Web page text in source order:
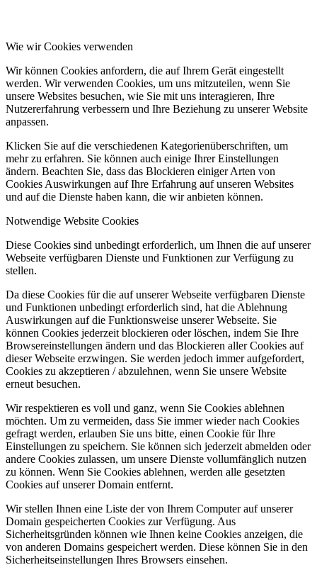
Wie wir Cookies verwenden
Wir können Cookies anfordern, die auf Ihrem Gerät eingestellt
werden. Wir verwenden Cookies, um uns mitzuteilen, wenn Sie
unsere Websites besuchen, wie Sie mit uns interagieren, Ihre
Nutzererfahrung verbessern und Ihre Beziehung zu unserer Website
anpassen.
Klicken Sie auf die verschiedenen Kategorienüberschriften, um
mehr zu erfahren. Sie können auch einige Ihrer Einstellungen
ändern. Beachten Sie, dass das Blockieren einiger Arten von
Cookies Auswirkungen auf Ihre Erfahrung auf unseren Websites
und auf die Dienste haben kann, die wir anbieten können.
Notwendige Website Cookies
Diese Cookies sind unbedingt erforderlich, um Ihnen die auf unserer
Webseite verfügbaren Dienste und Funktionen zur Verfügung zu
stellen.
Da diese Cookies für die auf unserer Webseite verfügbaren Dienste
und Funktionen unbedingt erforderlich sind, hat die Ablehnung
Auswirkungen auf die Funktionsweise unserer Webseite. Sie
können Cookies jederzeit blockieren oder löschen, indem Sie Ihre
Browsereinstellungen ändern und das Blockieren aller Cookies auf
dieser Webseite erzwingen. Sie werden jedoch immer aufgefordert,
Cookies zu akzeptieren / abzulehnen, wenn Sie unsere Website
erneut besuchen.
Wir respektieren es voll und ganz, wenn Sie Cookies ablehnen
möchten. Um zu vermeiden, dass Sie immer wieder nach Cookies
gefragt werden, erlauben Sie uns bitte, einen Cookie für Ihre
Einstellungen zu speichern. Sie können sich jederzeit abmelden oder
andere Cookies zulassen, um unsere Dienste vollumfänglich nutzen
zu können. Wenn Sie Cookies ablehnen, werden alle gesetzten
Cookies auf unserer Domain entfernt.
Wir stellen Ihnen eine Liste der von Ihrem Computer auf unserer
Domain gespeicherten Cookies zur Verfügung. Aus
Sicherheitsgründen können wie Ihnen keine Cookies anzeigen, die
von anderen Domains gespeichert werden. Diese können Sie in den
Sicherheitseinstellungen Ihres Browsers einsehen.